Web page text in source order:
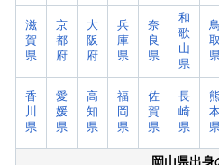
滋
賀
県
京
都
府
大
阪
府
兵
庫
県
奈
良
県
和
歌
山
県
鳥
取
香
川
県
愛
媛
県
高
知
県
福
岡
県
佐
賀
県
長
崎
県
熊
岡山県出身